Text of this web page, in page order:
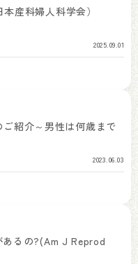
産科婦人科学会）
2025.09.01
紹介～男性は何歳まで
2023.06.03
るの?(Am J Reprod